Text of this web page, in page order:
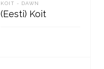
KOIT - DAWN
(Eesti) Koit